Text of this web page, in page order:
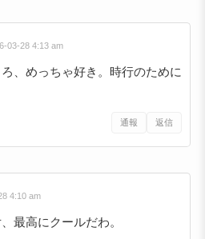
03-28 4:13 am
、めっちゃ好き。時行のために
通報 返信
4:10 am
最高にクールだわ。